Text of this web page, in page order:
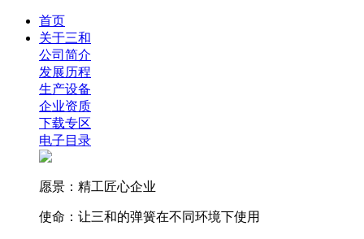
首页
关于三和
公司简介
发展历程
生产设备
企业资质
下载专区
电子目录
愿景：精工匠心企业
使命：让三和的弹簧在不同环境下使用